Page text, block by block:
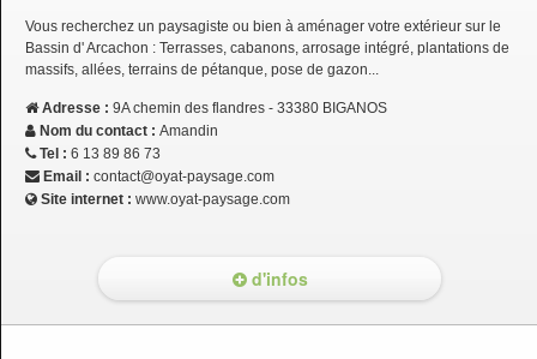
Vous recherchez un paysagiste ou bien à aménager votre extérieur sur le
Bassin d' Arcachon : Terrasses, cabanons, arrosage intégré, plantations de
massifs, allées, terrains de pétanque, pose de gazon...
Adresse : 9A chemin des flandres - 33380 BIGANOS
Nom du contact : Amandin
Tel : 6 13 89 86 73
Email : contact@oyat-paysage.com
Site internet : www.oyat-paysage.com
d'infos